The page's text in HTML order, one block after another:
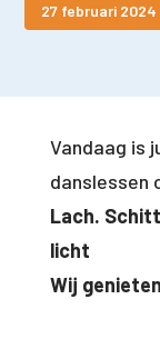
27 februari 2024
Vandaag is
danslessen
Lach.
licht
Wij